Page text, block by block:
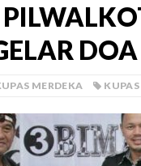
MERDEKA